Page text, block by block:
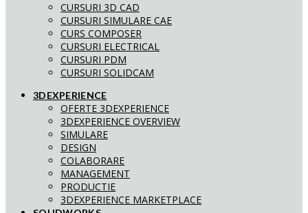
CURSURI 3D CAD
CURSURI SIMULARE CAE
CURS COMPOSER
CURSURI ELECTRICAL
CURSURI PDM
CURSURI SOLIDCAM
3DEXPERIENCE
OFERTE 3DEXPERIENCE
3DEXPERIENCE OVERVIEW
SIMULARE
DESIGN
COLABORARE
MANAGEMENT
PRODUCTIE
3DEXPERIENCE MARKETPLACE